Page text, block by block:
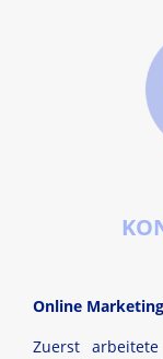
Online
Zuerst